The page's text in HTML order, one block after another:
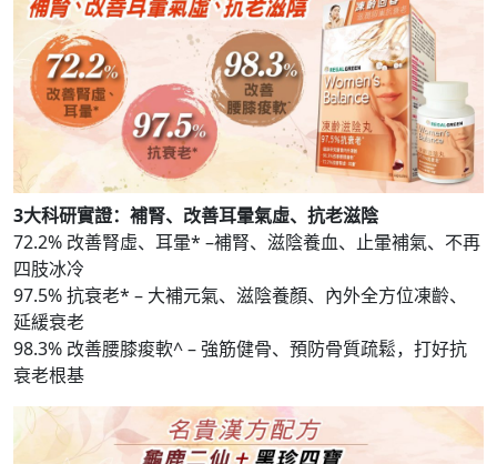
3大科研實證：補腎、改善耳暈氣虛、抗老滋陰
72.2% 改善腎虛、耳暈* –補腎、滋陰養血、止暈補氣、不再
四肢冰冷
97.5% 抗衰老* – 大補元氣、滋陰養顏、內外全方位凍齡、
延緩衰老
98.3% 改善腰膝痠軟^ – 強筋健骨、預防骨質疏鬆，打好抗
衰老根基